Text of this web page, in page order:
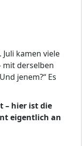
kamen viele
mit derselben
jenem?“ Es
– hier ist die
eigentlich an